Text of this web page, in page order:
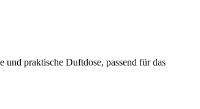
praktische Duftdose, passend für das